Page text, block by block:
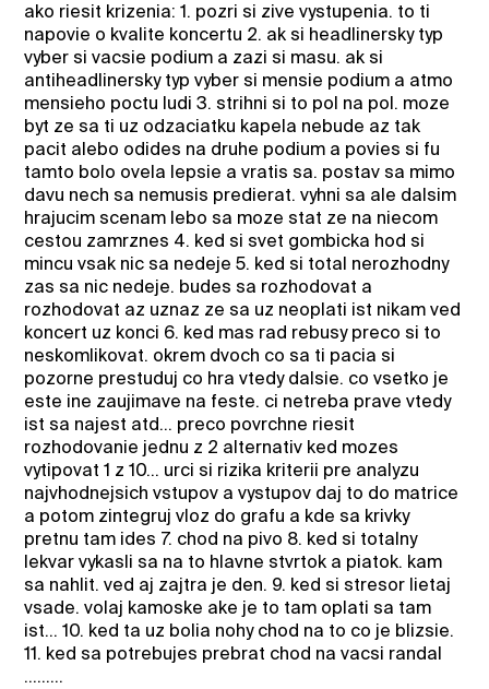
ako riesit krizenia: 1. pozri si zive vystupenia. to ti
napovie o kvalite koncertu 2. ak si headlinersky typ
vyber si vacsie podium a zazi si masu. ak si
antiheadlinersky typ vyber si mensie podium a atmo
mensieho poctu ludi 3. strihni si to pol na pol. moze
byt ze sa ti uz odzaciatku kapela nebude az tak
pacit alebo odides na druhe podium a povies si fu
tamto bolo ovela lepsie a vratis sa. postav sa mimo
davu nech sa nemusis predierat. vyhni sa ale dalsim
hrajucim scenam lebo sa moze stat ze na niecom
cestou zamrznes 4. ked si svet gombicka hod si
mincu vsak nic sa nedeje 5. ked si total nerozhodny
zas sa nic nedeje. budes sa rozhodovat a
rozhodovat az uznaz ze sa uz neoplati ist nikam ved
koncert uz konci 6. ked mas rad rebusy preco si to
neskomlikovat. okrem dvoch co sa ti pacia si
pozorne prestuduj co hra vtedy dalsie. co vsetko je
este ine zaujimave na feste. ci netreba prave vtedy
ist sa najest atd... preco povrchne riesit
rozhodovanie jednu z 2 alternativ ked mozes
vytipovat 1 z 10... urci si rizika kriterii pre analyzu
najvhodnejsich vstupov a vystupov daj to do matrice
a potom zintegruj vloz do grafu a kde sa krivky
pretnu tam ides 7. chod na pivo 8. ked si totalny
lekvar vykasli sa na to hlavne stvrtok a piatok. kam
sa nahlit. ved aj zajtra je den. 9. ked si stresor lietaj
vsade. volaj kamoske ake je to tam oplati sa tam
ist... 10. ked ta uz bolia nohy chod na to co je blizsie.
11. ked sa potrebujes prebrat chod na vacsi randal
.........